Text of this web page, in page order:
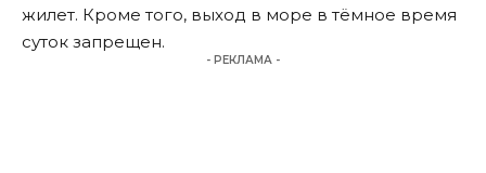
жилет. Кроме того, выход в море в тёмное время
суток запрещен.
- РЕКЛАМА -